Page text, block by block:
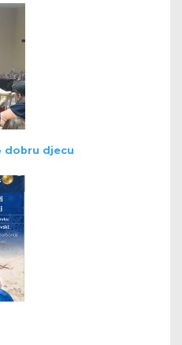
dobru djecu